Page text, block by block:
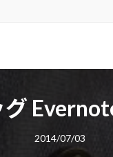
グ
2014/07/03